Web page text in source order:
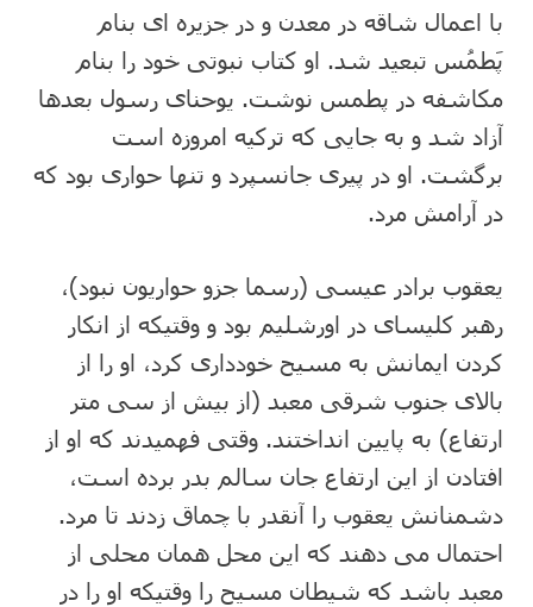
با اعمال شاقه در معدن و در جزیره ای بنام
پَطمُس تبعید شد. او کتاب نبوتی خود را بنام
مکاشفه در پطمس نوشت. یوحنای رسول بعدها
آزاد شد و به جایی که ترکیه امروزه است
برگشت. او در پیری جانسپرد و تنها حواری بود که
در آرامش مرد.
یعقوب برادر عیسی (رسما جزو حواریون نبود)،
رهبر کلیسای در اورشلیم بود و وقتیکه از انکار
کردن ایمانش به مسیح خودداری کرد، او را از
بالای جنوب شرقی معبد (از بیش از سی متر
ارتفاع) به پایین انداختند. وقتی فهمیدند که او از
افتادن از این ارتفاع جان سالم بدر برده است،
دشمنانش یعقوب را آنقدر با چماق زدند تا مرد.
احتمال می دهند که این محل همان محلی از
معبد باشد که شیطان مسیح را وقتیکه او را در